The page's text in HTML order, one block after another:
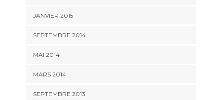
JANVIER 2015
SEPTEMBRE 2014
MAI 2014
MARS 2014
SEPTEMBRE 2013